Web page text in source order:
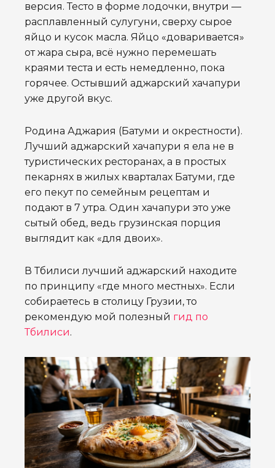
версия. Тесто в форме лодочки, внутри —
расплавленный сулугуни, сверху сырое
яйцо и кусок масла. Яйцо «доваривается»
от жара сыра, всё нужно перемешать
краями теста и есть немедленно, пока
горячее. Остывший аджарский хачапури
уже другой вкус.
Родина Аджария (Батуми и окрестности).
Лучший аджарский хачапури я ела не в
туристических ресторанах, а в простых
пекарнях в жилых кварталах Батуми, где
его пекут по семейным рецептам и
подают в 7 утра. Один хачапури это уже
сытый обед, ведь грузинская порция
выглядит как «для двоих».
В Тбилиси лучший аджарский находите
по принципу «где много местных». Если
собираетесь в столицу Грузии, то
рекомендую мой полезный гид по
Тбилиси.